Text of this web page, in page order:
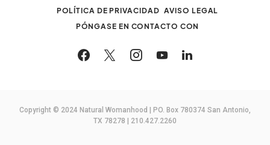
POLÍTICA DE PRIVACIDAD AVISO LEGAL
PÓNGASE EN CONTACTO CON
Copyright © 2024 Natural Womanhood | PO. Box 780374 San Antonio,
TX 78278 | 210.427.2260